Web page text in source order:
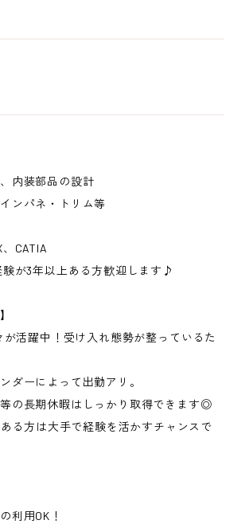
内装部品の設計
ンパネ・トリム等
CATIA
が3年以上ある方歓迎します♪
活躍中！受け入れ態勢が整っているた
ダーによって出勤アリ。
の長期休暇はしっかり取得できます◎
る方は大手で経験を活かすチャンスで
利用OK！